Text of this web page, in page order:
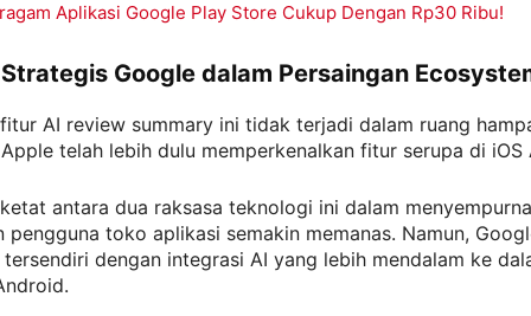
Aplikasi Google Play Store Cukup Dengan Rp30 Ribu!
Google dalam Persaingan
AI review summary ini tidak terjadi dalam ruang
telah lebih dulu memperkenalkan fitur serupa di iOS
antara dua raksasa teknologi ini dalam
pengguna toko aplikasi semakin memanas. Namun,
dengan integrasi AI yang lebih mendalam ke